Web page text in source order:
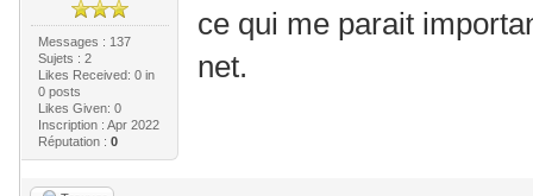
Messages : 137
Sujets : 2
Likes Received: 0in
0 posts
Likes Given: 0
Inscription : Apr 2022
Réputation : 0
ce qui me parait
net.